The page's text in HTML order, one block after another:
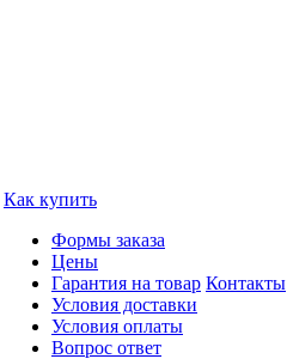
Как купить
Формы заказа
Цены
Гарантия на товар
Условия доставки
Условия оплаты
Вопрос ответ
Контакты